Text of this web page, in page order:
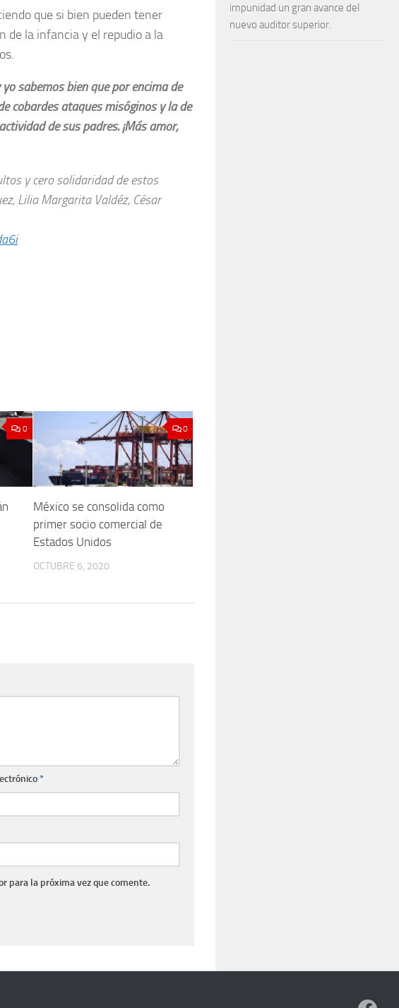
que si bien pueden tener
de la infancia y el repudio a la
sabemos bien que por encima de
cobardes ataques misóginos y la de
de sus padres. ¡Más amor,
y cero solidaridad de estos
Lilia Margarita Valdéz, César
0 0
México se consolida como
primer socio comercial de
Estados Unidos
OCTUBRE 6, 2020
*
para la próxima vez que comente.
impunidad un gran avance del
nuevo auditor superior.